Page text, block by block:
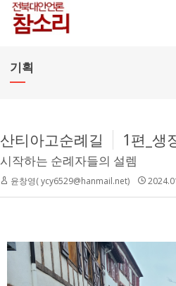
기획
산티아고순례길 1편_생장
시작하는 순례자들의 설렘
윤창영( ycy6529@hanmail.net)